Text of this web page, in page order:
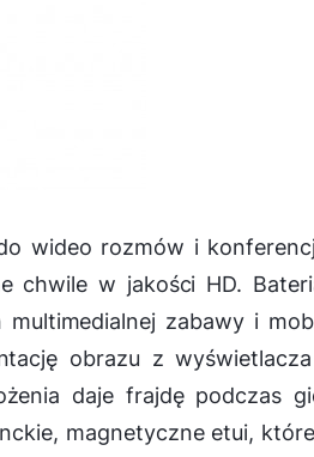
wideo rozmów i
chwile w jakości HD.
zabawy i
obrazu z
daje frajdę podczas
magnetyczne etui,